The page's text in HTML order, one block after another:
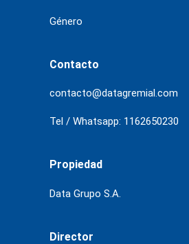
Género
Contacto
contacto@datagremial.com
Tel / Whatsapp: 1162650230
Propiedad
Data Grupo S.A.
Director